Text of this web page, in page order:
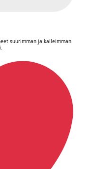
suurimman ja kalleimman